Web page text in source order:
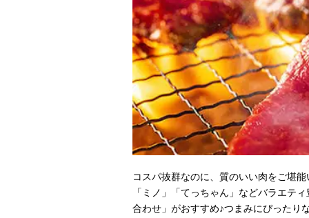
コスパ抜群なのに、質のいい肉をご堪
「ミノ」「てっちゃん」などバラエテ
合わせ」がおすすめ♪つまみにぴったり